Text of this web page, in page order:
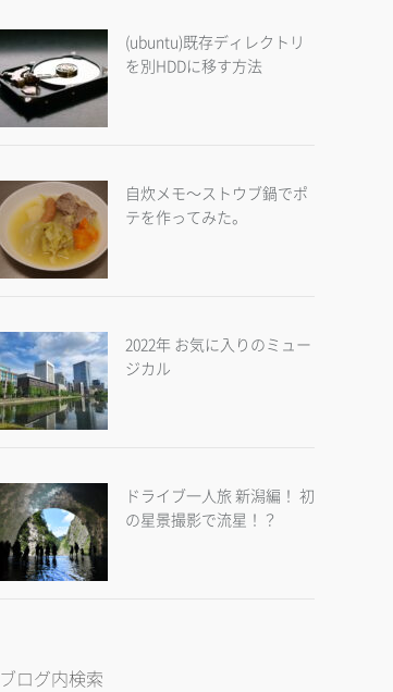
(ubuntu)既存ディレクトリ
を別HDDに移す方法
自炊メモ～ストウブ鍋でポ
テを作ってみた。
2022年 お気に入りのミュー
ジカル
ドライブ一人旅 新潟編！ 初
の星景撮影で流星！？
ブログ内検索